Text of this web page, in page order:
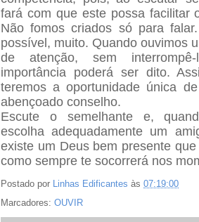
fará com que este possa facilitar
Não fomos criados só para
possível, muito. Quando ouvimos
de atenção, sem
importância poderá ser dito.
teremos a oportunidade única
abençoado conselho.
Escute o semelhante e,
escolha adequadamente um
existe um Deus bem presente
como sempre te socorrerá nos
Postado por Linhas Edificantes às 07:19:00
Marcadores: OUVIR